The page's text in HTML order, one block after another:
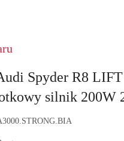
Spyder R8
silnik 200W